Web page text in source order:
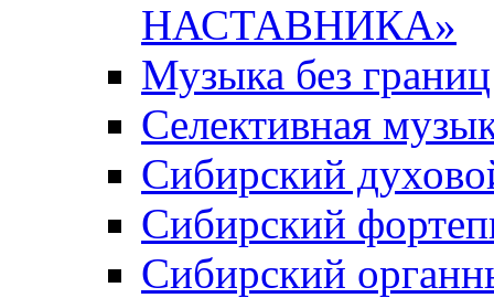
НАСТАВНИКА»
Музыка без границ
Селективная
Сибирский
Сибирский
Сибирский